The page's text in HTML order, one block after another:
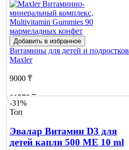
Добавить в избранное
Витамины для детей и подростков
Maxler
9000 ₸
11570 ₸
Нет в наличии
Сообщить
о наличии
-31%
Топ
Эвалар Витамин D3 для
детей капли 500 МЕ 10 ml